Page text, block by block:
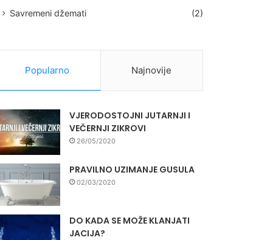
Savremeni džemati
(2)
Popularno Najnovije
VJERODOSTOJNI JUTARNJI I
VEČERNJI ZIKROVI
26/05/2020
PRAVILNO UZIMANJE GUSULA
02/03/2020
DO KADA SE MOŽE KLANJATI
JACIJA?